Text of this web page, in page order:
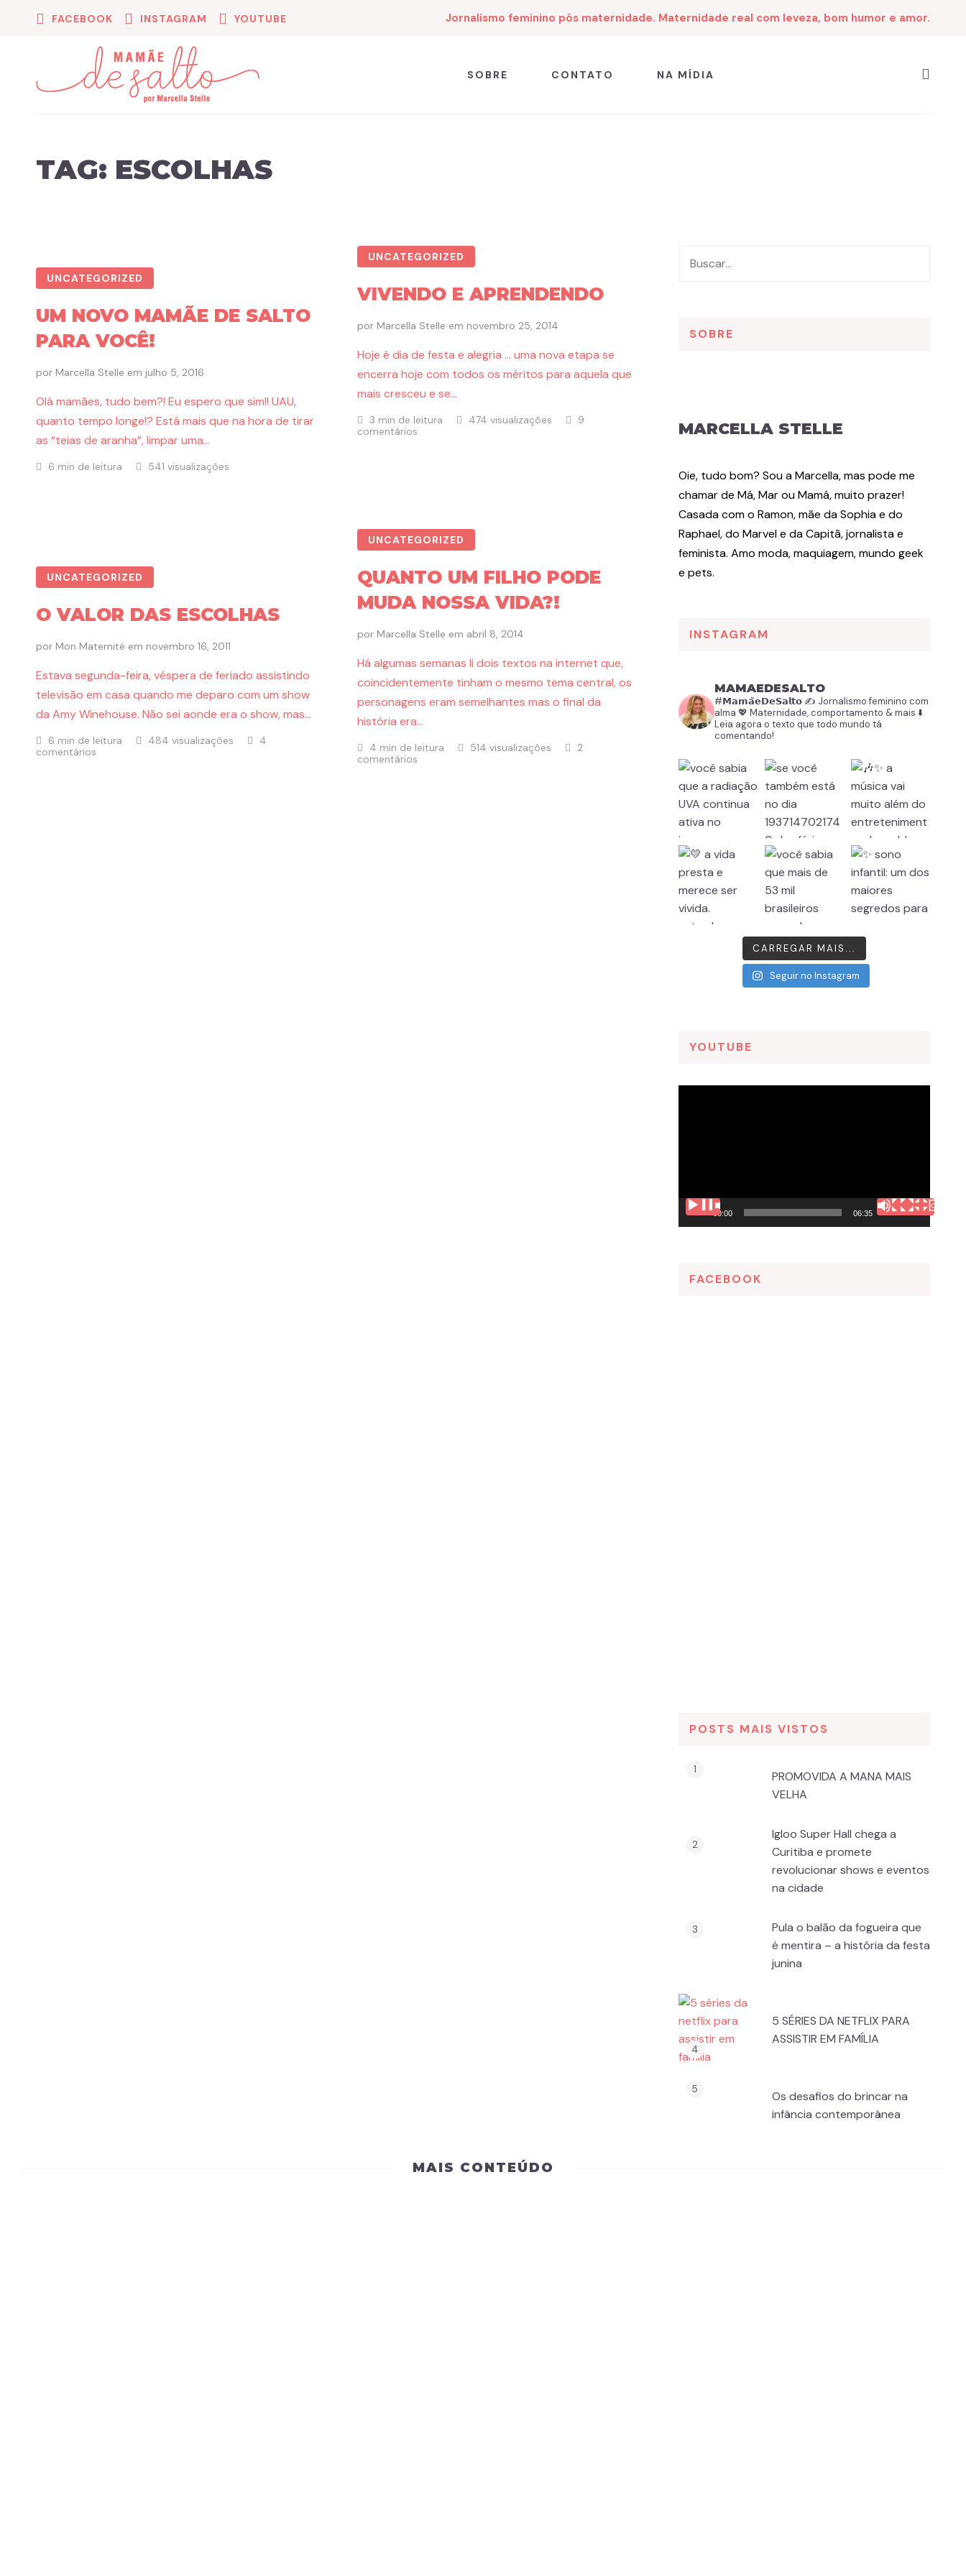
FACEBOOK INSTAGRAM YOUTUBE Jornalismo feminino pós maternidade. Maternidade real com leveza, bom humor e amor.
SOBRE CONTATO NA MÍDIA
TAG: ESCOLHAS
UNCATEGORIZED
UM NOVO MAMÃE DE SALTO
PARA VOCÊ!
por Marcella Stelle em julho 5, 2016
Olá mamães, tudo bem?! Eu espero que sim!! UAU,
quanto tempo longe!? Está mais que na hora de tirar
as “teias de aranha”, limpar uma…
6 min de leitura 541 visualizações
UNCATEGORIZED
VIVENDO E APRENDENDO
por Marcella Stelle em novembro 25, 2014
Hoje é dia de festa e alegria … uma nova etapa se
encerra hoje com todos os méritos para aquela que
mais cresceu e se…
3 min de leitura 474 visualizações
9
comentários
UNCATEGORIZED
QUANTO UM FILHO PODE
MUDA NOSSA VIDA?!
por Marcella Stelle em abril 8, 2014
Há algumas semanas li dois textos na internet que,
coincidentemente tinham o mesmo tema central, os
personagens eram semelhantes mas o final da
história era…
4 min de leitura 514 visualizações
2
comentários
UNCATEGORIZED
O VALOR DAS ESCOLHAS
por Mon Maternité em novembro 16, 2011
Estava segunda-feira, véspera de feriado assistindo
televisão em casa quando me deparo com um show
da Amy Winehouse. Não sei aonde era o show, mas…
6 min de leitura 484 visualizações
4
comentários
SOBRE
MARCELLA STELLE
Oie, tudo bom? Sou a Marcella, mas pode me
chamar de Má, Mar ou Mamá, muito prazer!
Casada com o Ramon, mãe da Sophia e do
Raphael, do Marvel e da Capitã, jornalista e
feminista. Amo moda, maquiagem, mundo geek
e pets.
INSTAGRAM
MAMAEDESALTO
#𝗠𝗮𝗺𝗮̃𝗲𝗗𝗲𝗦𝗮𝗹𝘁𝗼 ✍️ Jornalismo feminino com
alma 💖 Maternidade, comportamento & mais ⬇️
Leia agora o texto que todo mundo tá
comentando!
CARREGAR MAIS...
Seguir no Instagram
YOUTUBE
00:00 06:35
FACEBOOK
POSTS MAIS VISTOS
PROMOVIDA A MANA MAIS
VELHA
Igloo Super Hall chega a
Curitiba e promete
revolucionar shows e eventos
na cidade
Pula o balão da fogueira que
é mentira – a história da festa
junina
5 SÉRIES DA NETFLIX PARA
ASSISTIR EM FAMÍLIA
Os desafios do brincar na
infância contemporânea
MAIS CONTEÚDO